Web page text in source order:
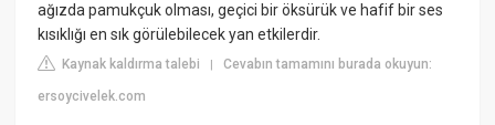
ağızda pamukçuk olması, geçici bir öksürük ve hafif bir ses
kısıklığı en sık görülebilecek yan etkilerdir.
Kaynak kaldırma talebi |Cevabın tamamını burada okuyun:
ersoycivelek.com